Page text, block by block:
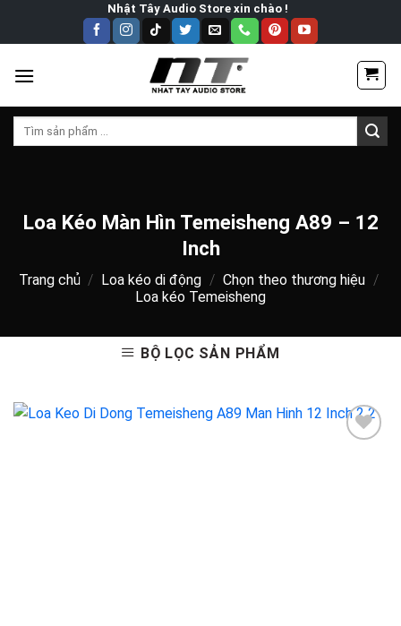
Nhật Tây Audio Store xin chào !
Tìm
Loa Kéo Màn Hìn Temeisheng A89 – 12
Inch
Trang chủ / Loa kéo di động / Chọn theo thương hiệu /
Loa kéo Temeisheng
BỘ LỌC SẢN PHẨM